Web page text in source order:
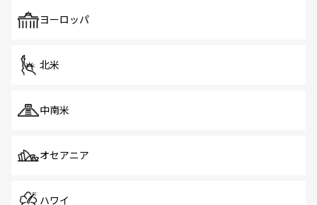
で、ホーカーズは地元の風情を楽しめる外せないスポット
ヨーロッパ
北米
中南米
オセアニア
ハワイ